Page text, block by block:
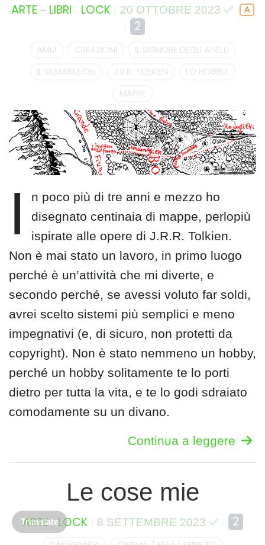
ARTE– LIBRI LOCK 20 OTTOBRE 2023
2
AMM CREAZIONI
IL SIGNORE DEGLI ANELLI
IL SILMARILLION
J.R.R. TOLKIEN
LO HOBBIT
MAPPE
I
n poco più di tre anni e mezzo ho
disegnato centinaia di mappe, perlopiù
ispirate alle opere di J.R.R. Tolkien.
Non è mai stato un lavoro, in primo luogo
perché è un’attività che mi diverte, e
secondo perché, se avessi voluto far soldi,
avrei scelto sistemi più semplici e meno
impegnativi (e, di sicuro, non protetti da
copyright). Non è stato nemmeno un hobby,
perché un hobby solitamente te lo porti
dietro per tutta la vita, e te lo godi sdraiato
comodamente su un divano.
Continua a leggere
Le cose mie
ARTE LOCK 8 SETTEMBRE 2023 2
Translate